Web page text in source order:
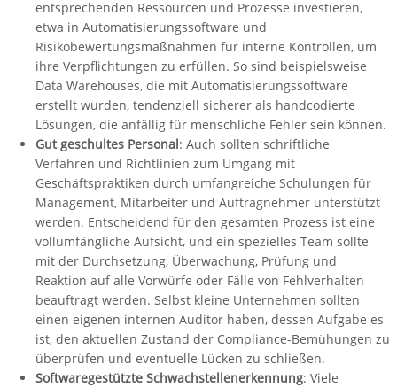
entsprechenden Ressourcen und Prozesse investieren,
etwa in Automatisierungssoftware und
Risikobewertungsmaßnahmen für interne Kontrollen, um
ihre Verpflichtungen zu erfüllen. So sind beispielsweise
Data Warehouses, die mit Automatisierungssoftware
erstellt wurden, tendenziell sicherer als handcodierte
Lösungen, die anfällig für menschliche Fehler sein können.
Gut geschultes Personal: Auch sollten schriftliche
Verfahren und Richtlinien zum Umgang mit
Geschäftspraktiken durch umfangreiche Schulungen für
Management, Mitarbeiter und Auftragnehmer unterstützt
werden. Entscheidend für den gesamten Prozess ist eine
vollumfängliche Aufsicht, und ein spezielles Team sollte
mit der Durchsetzung, Überwachung, Prüfung und
Reaktion auf alle Vorwürfe oder Fälle von Fehlverhalten
beauftragt werden. Selbst kleine Unternehmen sollten
einen eigenen internen Auditor haben, dessen Aufgabe es
ist, den aktuellen Zustand der Compliance-Bemühungen zu
überprüfen und eventuelle Lücken zu schließen.
Softwaregestützte Schwachstellenerkennung: Viele